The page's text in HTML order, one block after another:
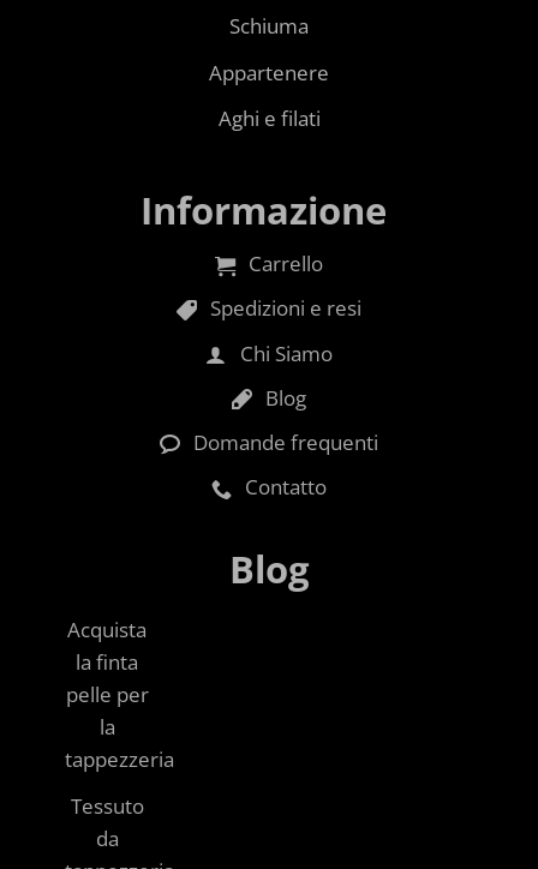
Schiuma
Appartenere
Aghi e filati
Informazione
Carrello
Spedizioni e resi
Chi Siamo
Blog
Domande frequenti
Contatto
Blog
Acquista
la finta
pelle per
la
tappezzeria
Tessuto
da